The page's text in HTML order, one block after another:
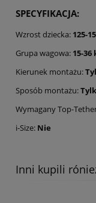
SPECYFIKACJA:
Wzrost dziecka: 125-
Grupa wagowa: 15-36
Kierunek montażu:
Sposób montażu:
Wymagany Top-
i-Size: Nie
Inni kupili